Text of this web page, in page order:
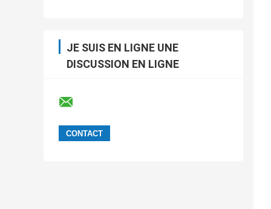
JE SUIS EN LIGNE UNE
DISCUSSION EN LIGNE